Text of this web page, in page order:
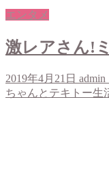
エンタメ
激レアさん!
2019年4月21日
ちゃんとテキトー生